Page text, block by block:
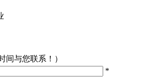
间与您联系！）
*